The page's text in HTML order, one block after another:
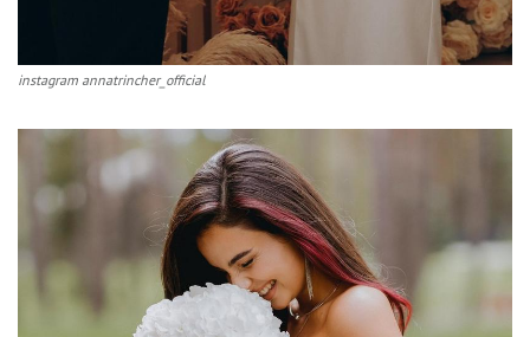
instagram annatrincher_official